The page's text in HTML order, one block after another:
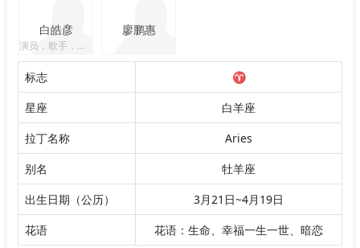
白皓彦
演员，歌手，远动员
廖鹏惠
标志
♈
星座
白羊座
拉丁名称
Aries
别名
牡羊座
出生日期（公历）
3月21日~4月19日
花语
花语：生命、幸福一生一世、暗恋